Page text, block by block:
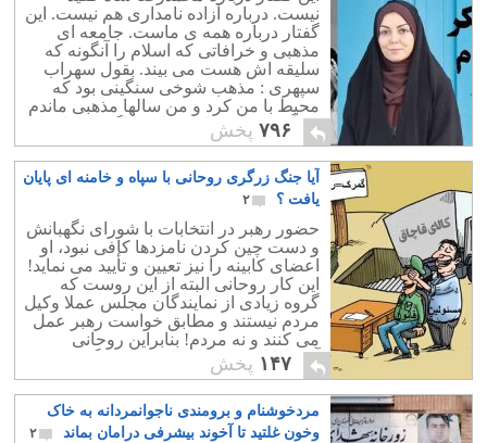
نیست. درباره آزاده نامداری هم نیست. این
گفتار درباره همه ی ماست. جامعه ای
مذهبی و خرافاتی که اسلام را آنگونه که
سلیقه اش هست می بیند. بقول سهراب
سپهری : مذهب شوخی سنگینی بود که
محیط با من کرد و من سالها مذهبی ماندم
بی آنکه خدایی داشته باشم. اگر به فیلم ،
شعر ، موسیقی و داستانهای دهه های 30 تا
60 بنگریم بیشتر آنها بوی مذهب دارد.
مذهبی بودن در خون و رگ نویسندگان و
هنر مندان ایرانی است و ایرانیان مذهب
شیعه را هویت و فرهنگ خود قلمداد نموده
اند. اما با بررسی بیشتر متوجه می شویم
که این مذهب با اسلام واقعی فاصله بسیار
دارد.
۷۹۶ پخش
آیا جنگ زرگری روحانی با سپاه و خامنه ای پایان
یافت ؟
۲
حضور رهبر در انتخابات با شورای نگهبانش
و دست چین کردن نامزدها کافی نبود، او
اعضای کابینه را نیز تعیین و تأیید می نماید!
این کار روحانی البته از این روست که
گروه زیادی از نمایندگان مجلس عملا وکیل
مردم نیستند و مطابق خواست رهبر عمل
می کنند و نه مردم! بنابراین روحانی
آشکارا این موضوع را به چالش گرفته
است و نشان داده است که مجلس فعلی
دکور است ؛ یعنی بالاتر از اصطبل ، باید به
مهتر اسبان مراجعه نمود تا کابینه چینش
شود.
۱۴۷ پخش
مردخوشنام و برومندی ناجوانمردانه به خاک
وخون غلتید تا آخوند بیشرفی درامان بماند
۲